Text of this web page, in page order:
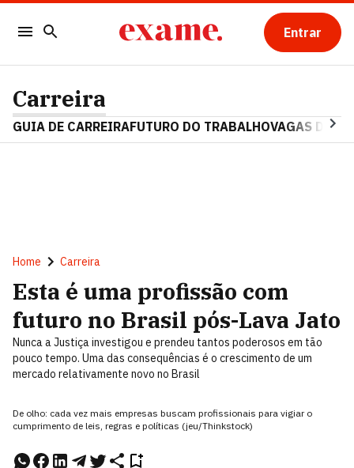
Entrar
Carreira
GUIA DE CARREIRAFUTURO DO TRABALHOVAGAS DE
Home Carreira
Esta é uma profissão com
futuro no Brasil pós-Lava Jato
Nunca a Justiça investigou e prendeu tantos poderosos em tão
pouco tempo. Uma das consequências é o crescimento de um
mercado relativamente novo no Brasil
De olho: cada vez mais empresas buscam profissionais para vigiar o
cumprimento de leis, regras e políticas (jeu/Thinkstock)